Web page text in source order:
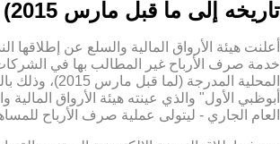
تاريخه إلى ما قبل مارس 2015)
أعلنت هيئة الأرواق المالية والسلع عن إطلاقها
خدمة صرف الأرباح غير المطالب بها في
المحلية المدرجة (لما
أبوظبي الأول" والذي عينته هيئة الأرواق
العام الجاري - ليتولى عملية صرف الأرباح